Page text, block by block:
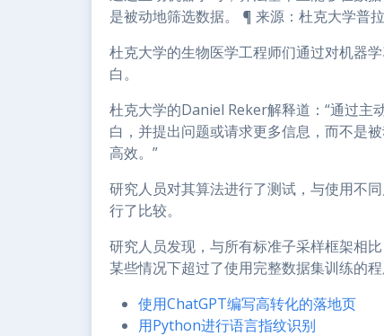
是被动地筛选数据。 ¶ 来源：杜克大学普
杜克大学的生物医学工程师们通过对机器
白。
杜克大学的Daniel Reker解释道：“通过主
白，并提出问题或请求更多信息，而不是
高效。”
研究人员对其算法进行了测试，与使用不
行了比较。
研究人员发现，与所有标准子采样框架相
某些情况下超过了使用完整数据集训练的
使用ChatGPT编写高转化的落地页
用Python进行语言指纹识别